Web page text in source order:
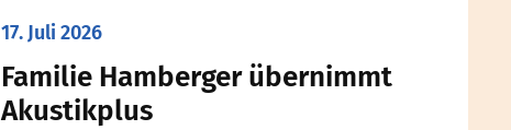
17. Juli 2026
Familie Hamberger übernimmt
Akustikplus